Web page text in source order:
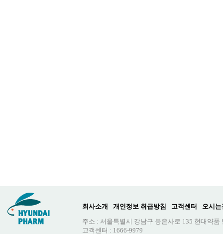
회사소개 개인정보 취급방침 고객센터
오시는
주소 : 서울특별시 강남구 봉은사로 135 현대약품
고객센터 : 1666-9979